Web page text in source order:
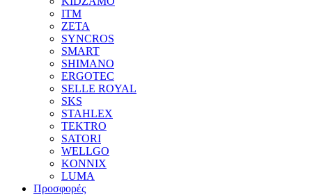
ITM
ZETA
SYNCROS
SMART
SHIMANO
ERGOTEC
SELLE ROYAL
SKS
STAHLEX
TEKTRO
SATORI
WELLGO
KONNIX
LUMA
Προσφορές